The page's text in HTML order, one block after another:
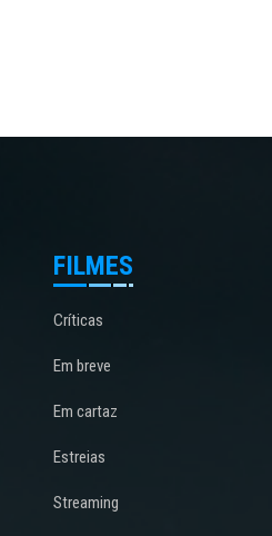
FILMES
Críticas
Em breve
Em cartaz
Estreias
Streaming